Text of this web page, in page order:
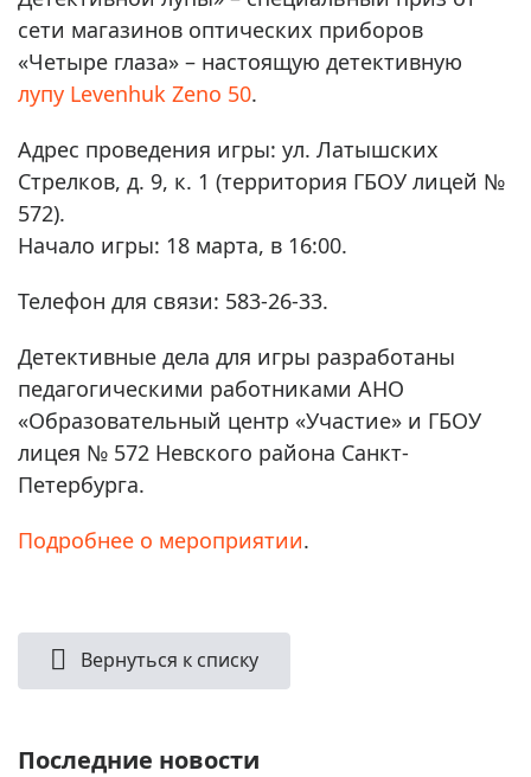
сети магазинов оптических приборов
«Четыре глаза» – настоящую детективную
лупу Levenhuk Zeno 50.
Адрес проведения игры: ул. Латышских
Стрелков, д. 9, к. 1 (территория ГБОУ лицей №
572).
Начало игры: 18 марта, в 16:00.
Телефон для связи: 583-26-33.
Детективные дела для игры разработаны
педагогическими работниками АНО
«Образовательный центр «Участие» и ГБОУ
лицея № 572 Невского района Санкт-
Петербурга.
Подробнее о мероприятии.
Вернуться к списку
Последние новости